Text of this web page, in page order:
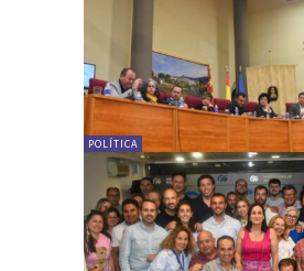
POLÍTICA